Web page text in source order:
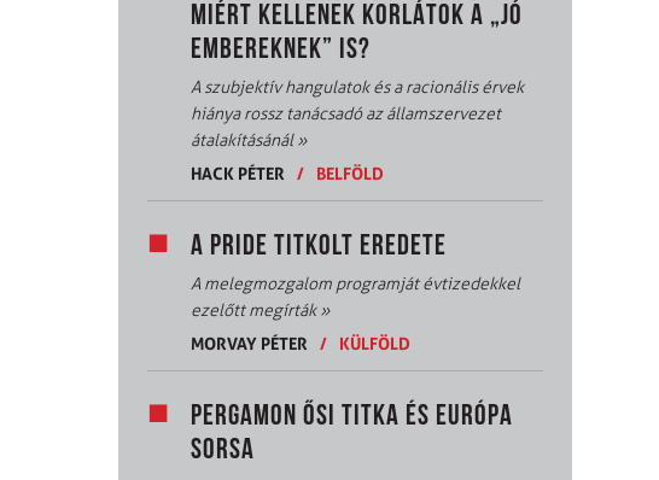
MIÉRT KELLENEK KORLÁTOK A „JÓ
EMBEREKNEK” IS?
A szubjektív hangulatok és a racionális érvek
hiánya rossz tanácsadó az államszervezet
átalakításánál»
HACK PÉTER
/ BELFÖLD
A PRIDE TITKOLT EREDETE
A melegmozgalom programját évtizedekkel
ezelőtt megírták»
MORVAY PÉTER
/ KÜLFÖLD
PERGAMON ŐSI TITKA ÉS EURÓPA
SORSA